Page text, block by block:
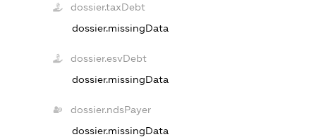
dossier.taxDebt
dossier.missingData
dossier.esvDebt
dossier.missingData
dossier.ndsPayer
dossier.missingData